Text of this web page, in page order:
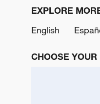
EXPLORE
English
CHOOSE